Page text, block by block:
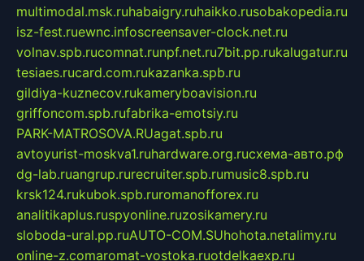
multimodal.msk.ruhabaigry.ruhaikko.rusobakopedia.ru
isz-fest.ruewnc.infoscreensaver-clock.net.ru
volnav.spb.rucomnat.runpf.net.ru7bit.pp.rukalugatur.ru
tesiaes.rucard.com.rukazanka.spb.ru
gildiya-kuznecov.rukameryboavision.ru
griffoncom.spb.rufabrika-emotsiy.ru
PARK-MATROSOVA.RUagat.spb.ru
avtoyurist-moskva1.ruhardware.org.ruсхема-авто.рф
dg-lab.ruangrup.rurecruiter.spb.rumusic8.spb.ru
krsk124.rukubok.spb.ruromanofforex.ru
analitikaplus.ruspyonline.ruzosikamery.ru
sloboda-ural.pp.ruAUTO-COM.SUhohota.netalimy.ru
online-z.comaromat-vostoka.ruotdelkaexp.ru